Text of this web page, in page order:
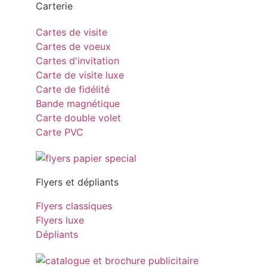
Carterie
Cartes de visite
Cartes de voeux
Cartes d'invitation
Carte de visite luxe
Carte de fidélité
Bande magnétique
Carte double volet
Carte PVC
Flyers et dépliants
Flyers classiques
Flyers luxe
Dépliants